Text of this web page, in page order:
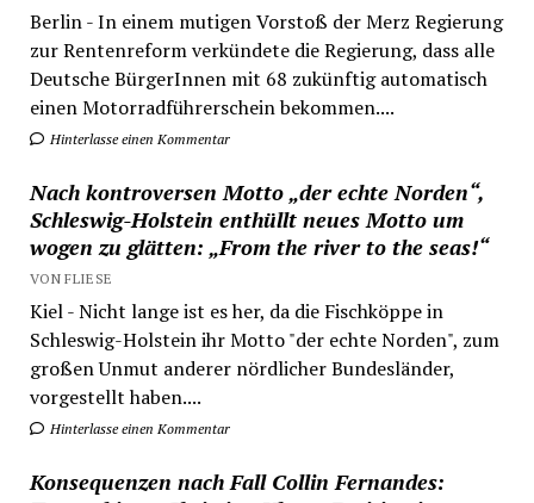
Berlin - In einem mutigen Vorstoß der Merz Regierung
zur Rentenreform verkündete die Regierung, dass alle
Deutsche BürgerInnen mit 68 zukünftig automatisch
einen Motorradführerschein bekommen....
Hinterlasse einen Kommentar
Nach kontroversen Motto „der echte Norden“,
Schleswig-Holstein enthüllt neues Motto um
wogen zu glätten: „From the river to the seas!“
VON FLIESE
Kiel - Nicht lange ist es her, da die Fischköppe in
Schleswig-Holstein ihr Motto "der echte Norden", zum
großen Unmut anderer nördlicher Bundesländer,
vorgestellt haben....
Hinterlasse einen Kommentar
Konsequenzen nach Fall Collin Fernandes: